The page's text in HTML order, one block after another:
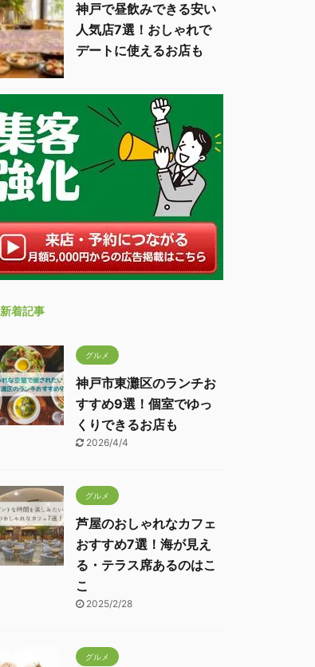
神戸で昼飲みできる安い
人気店7選！おしゃれで
デートに使えるお店も
新着記事
グルメ
神戸市東灘区のランチお
すすめ9選！個室でゆっ
くりできるお店も
2026/4/4
グルメ
芦屋のおしゃれなカフェ
おすすめ7選！海が見え
る・テラス席あるのはこ
こ
2025/2/28
グルメ